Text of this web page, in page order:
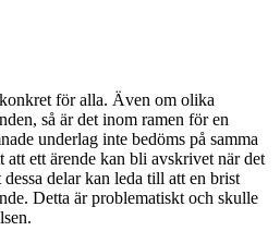
för alla. Även om olika
så är det inom ramen för en
underlag inte bedöms på samma
att ett ärende kan bli avskrivet när det
delar kan leda till att en brist
Detta är problematiskt och skulle